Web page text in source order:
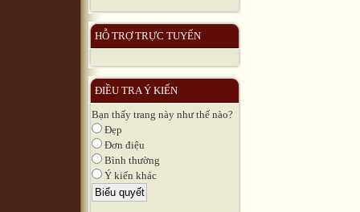
HỖ TRỢ TRỰC TUYẾN
ĐIỀU TRA Ý KIẾN
Bạn thấy trang này như thế nào?
Đẹp
Đơn điệu
Bình thường
Ý kiến khác